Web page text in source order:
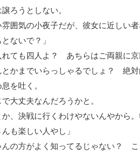
ろうとしない。
囲気の小夜子だが、彼女に近しい
ないで？」
れても四人よ？ あちらはご両親に
かまでいらっしゃるでしょ？ 絶対
を吐く。
大丈夫なんだろうかと。
か、決戦に行くわけやないんやか
も楽しい人やし」
んの方がよく知ってるじゃない？